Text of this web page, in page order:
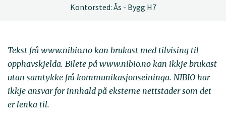
Kontorsted: Ås - Bygg H7
Tekst frå www.nibio.no kan brukast med tilvising til
opphavskjelda. Bilete på www.nibio.no kan ikkje brukast
utan samtykke frå kommunikasjonseininga. NIBIO har
ikkje ansvar for innhald på eksterne nettstader som det
er lenka til.